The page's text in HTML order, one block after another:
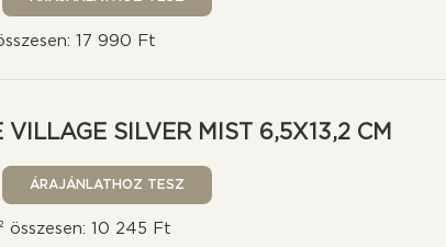
17 990 Ft
VILLAGE SILVER MIST 6,5X13,2 CM
összesen: 10 245 Ft